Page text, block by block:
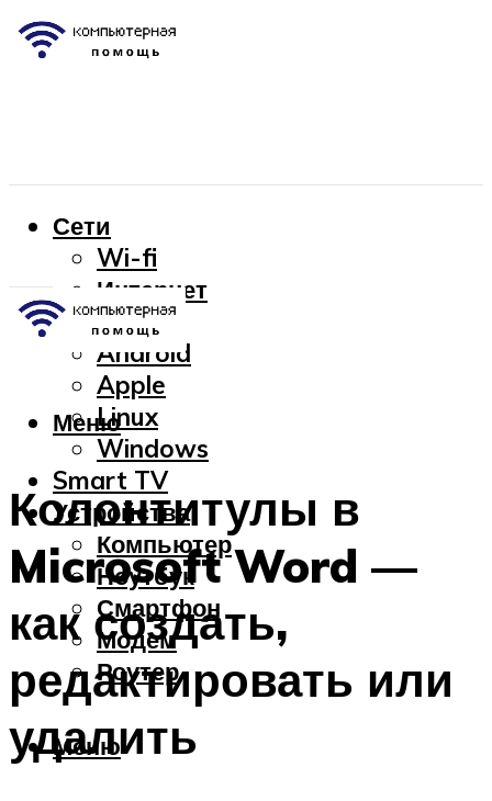
Сети
Wi-fi
Интернет
OC
Android
Apple
Linux
Windows
Smart TV
Устройства
Компьютер
Ноутбук
Смартфон
Модем
Роутер
Меню
Меню
Колонтитулы в
Microsoft Word —
как создать,
редактировать или
удалить